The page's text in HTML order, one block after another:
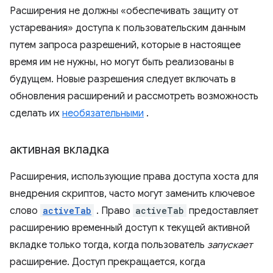
Расширения не должны «обеспечивать защиту от
устаревания» доступа к пользовательским данным
путем запроса разрешений, которые в настоящее
время им не нужны, но могут быть реализованы в
будущем. Новые разрешения следует включать в
обновления расширений и рассмотреть возможность
сделать их необязательными .
активная вкладка
Расширения, использующие права доступа хоста для
внедрения скриптов, часто могут заменить ключевое
слово activeTab . Право activeTab предоставляет
расширению временный доступ к текущей активной
вкладке только тогда, когда пользователь запускает
расширение. Доступ прекращается, когда